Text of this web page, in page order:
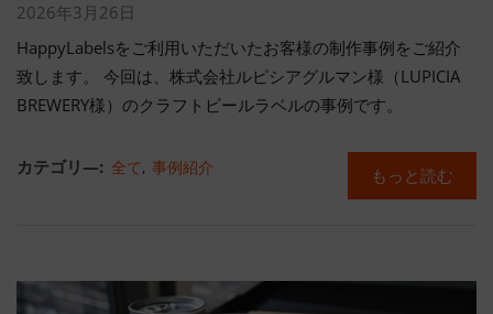
2026年3月26日
HappyLabelsをご利用いただいたお客様の制作事例をご紹介
致します。 今回は、株式会社ルピシアグルマン様（LUPICIA
BREWERY様）のクラフトビールラベルの事例です。
カテゴリ―: 全て, 事例紹介 もっと読む